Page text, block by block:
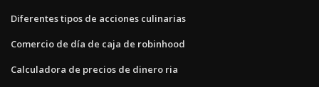
Diferentes tipos de acciones culinarias
Comercio de día de caja de robinhood
Calculadora de precios de dinero ria